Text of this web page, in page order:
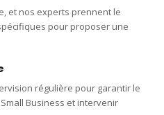
et nos experts prennent le
pour proposer une
régulière pour garantir le
Business et intervenir